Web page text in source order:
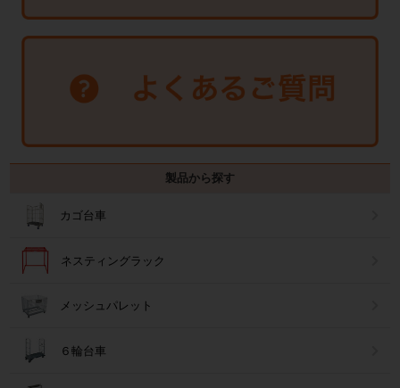
製品から探す
カゴ台車
ネスティングラック
メッシュパレット
６輪台車